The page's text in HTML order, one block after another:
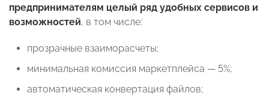
предпринимателям целый ряд удобных сервисов и
возможностей, в том числе:
прозрачные взаиморасчеты;
минимальная комиссия маркетплейса — 5%;
автоматическая конвертация файлов;